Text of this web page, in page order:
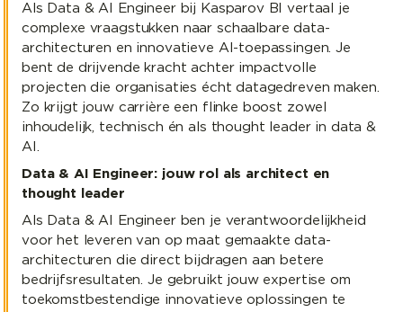
Als Data & AI Engineer bij Kasparov BI vertaal je
complexe vraagstukken naar schaalbare data-
architecturen en innovatieve AI-toepassingen. Je
bent de drijvende kracht achter impactvolle
projecten die organisaties écht datagedreven maken.
Zo krijgt jouw carrière een flinke boost zowel
inhoudelijk, technisch én als thought leader in data &
AI.
Data & AI Engineer: jouw rol als architect en
thought leader
Als Data & AI Engineer ben je verantwoordelijkheid
voor het leveren van op maat gemaakte data-
architecturen die direct bijdragen aan betere
bedrijfsresultaten. Je gebruikt jouw expertise om
toekomstbestendige innovatieve oplossingen te